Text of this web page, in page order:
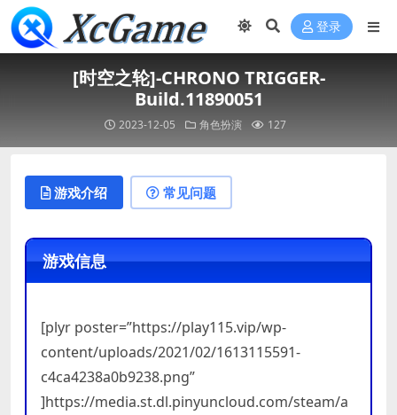
登录
[时空之轮]-CHRONO TRIGGER-
Build.11890051
2023-12-05 角色扮演 127
游戏介绍 常见问题
游戏信息
[plyr poster=”https://play115.vip/wp-
content/uploads/2021/02/1613115591-
c4ca4238a0b9238.png”
]https://media.st.dl.pinyuncloud.com/steam/a